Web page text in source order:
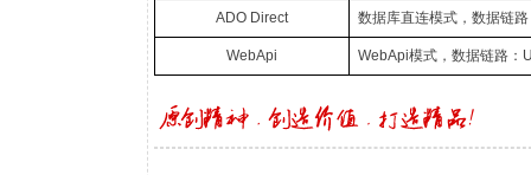
ADO Direct 数据库直连模式，数据链
WebApi WebApi模式，数据链路：